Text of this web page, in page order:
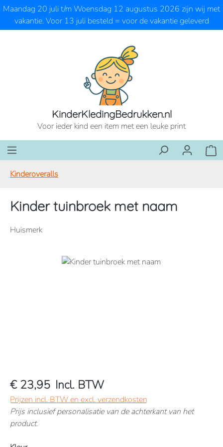
Ga naar de hoofdinhoud
Maandag 20 juli t/m Woensdag 12 augustus 2026 zijn wij met
vakantie. Voor 13 juli besteld = voor de vakantie geleverd
KinderKledingBedrukken.nl
Voor ieder kind een item met een leuke print
Kinderoveralls
Kinder tuinbroek met naam
Huismerk
Afbeeldingengalerij overslaan
€ 23,95 Incl. BTW
Prijzen incl. BTW en excl. verzendkosten
Prijs inclusief personalisatie van de achterkant van het
product.